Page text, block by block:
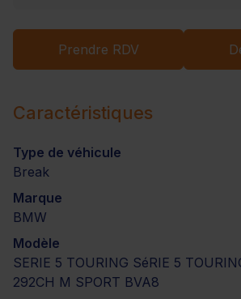
Prendre RDV
Caractéristiques
Type de véhicule
Break
Marque
BMW
Modèle
SERIE 5 TOURING SéRIE 5
292CH M SPORT BVA8